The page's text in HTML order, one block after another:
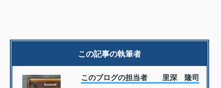
この記事の執筆者
このブログの担当者 里深 隆司